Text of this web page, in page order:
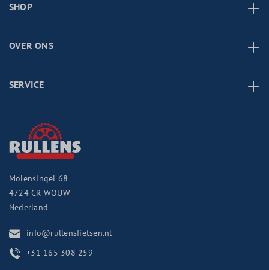
SHOP
OVER ONS
SERVICE
Molensingel 68
4724 CR WOUW
Nederland
info@rullensfietsen.nl
+31 165 308 259